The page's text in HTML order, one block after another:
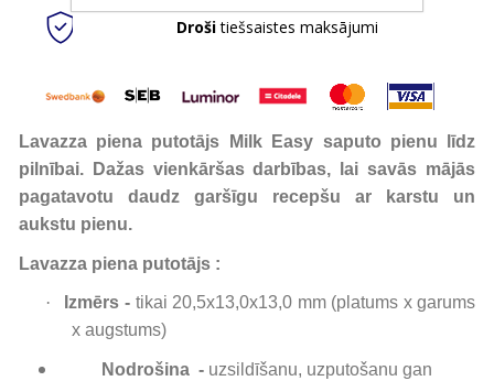
Drošitiešsaistes maksājumi
Lavazza piena putotājs Milk Easy saputo pienu līdz
pilnībai. Dažas vienkāršas darbības, lai savās mājās
pagatavotu daudz garšīgu recepšu ar karstu un
aukstu pienu.
Lavazza piena putotājs :
· Izmērs - tikai 20,5x13,0x13,0 mm (platums x garums
x augstums)
Nodrošina - uzsildīšanu, uzputošanu gan